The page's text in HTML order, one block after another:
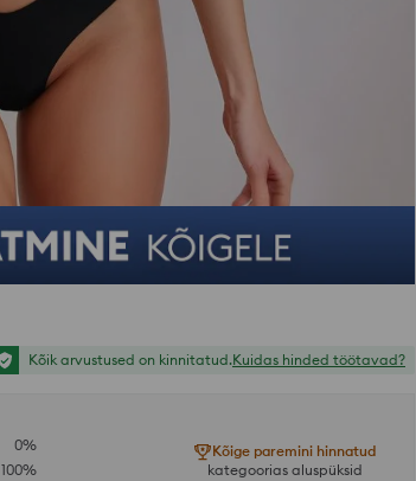
Kõik arvustused on kinnitatud.Kuidas hinded töötavad?
0%
100%
Kõige paremini hinnatud
kategoorias aluspüksid